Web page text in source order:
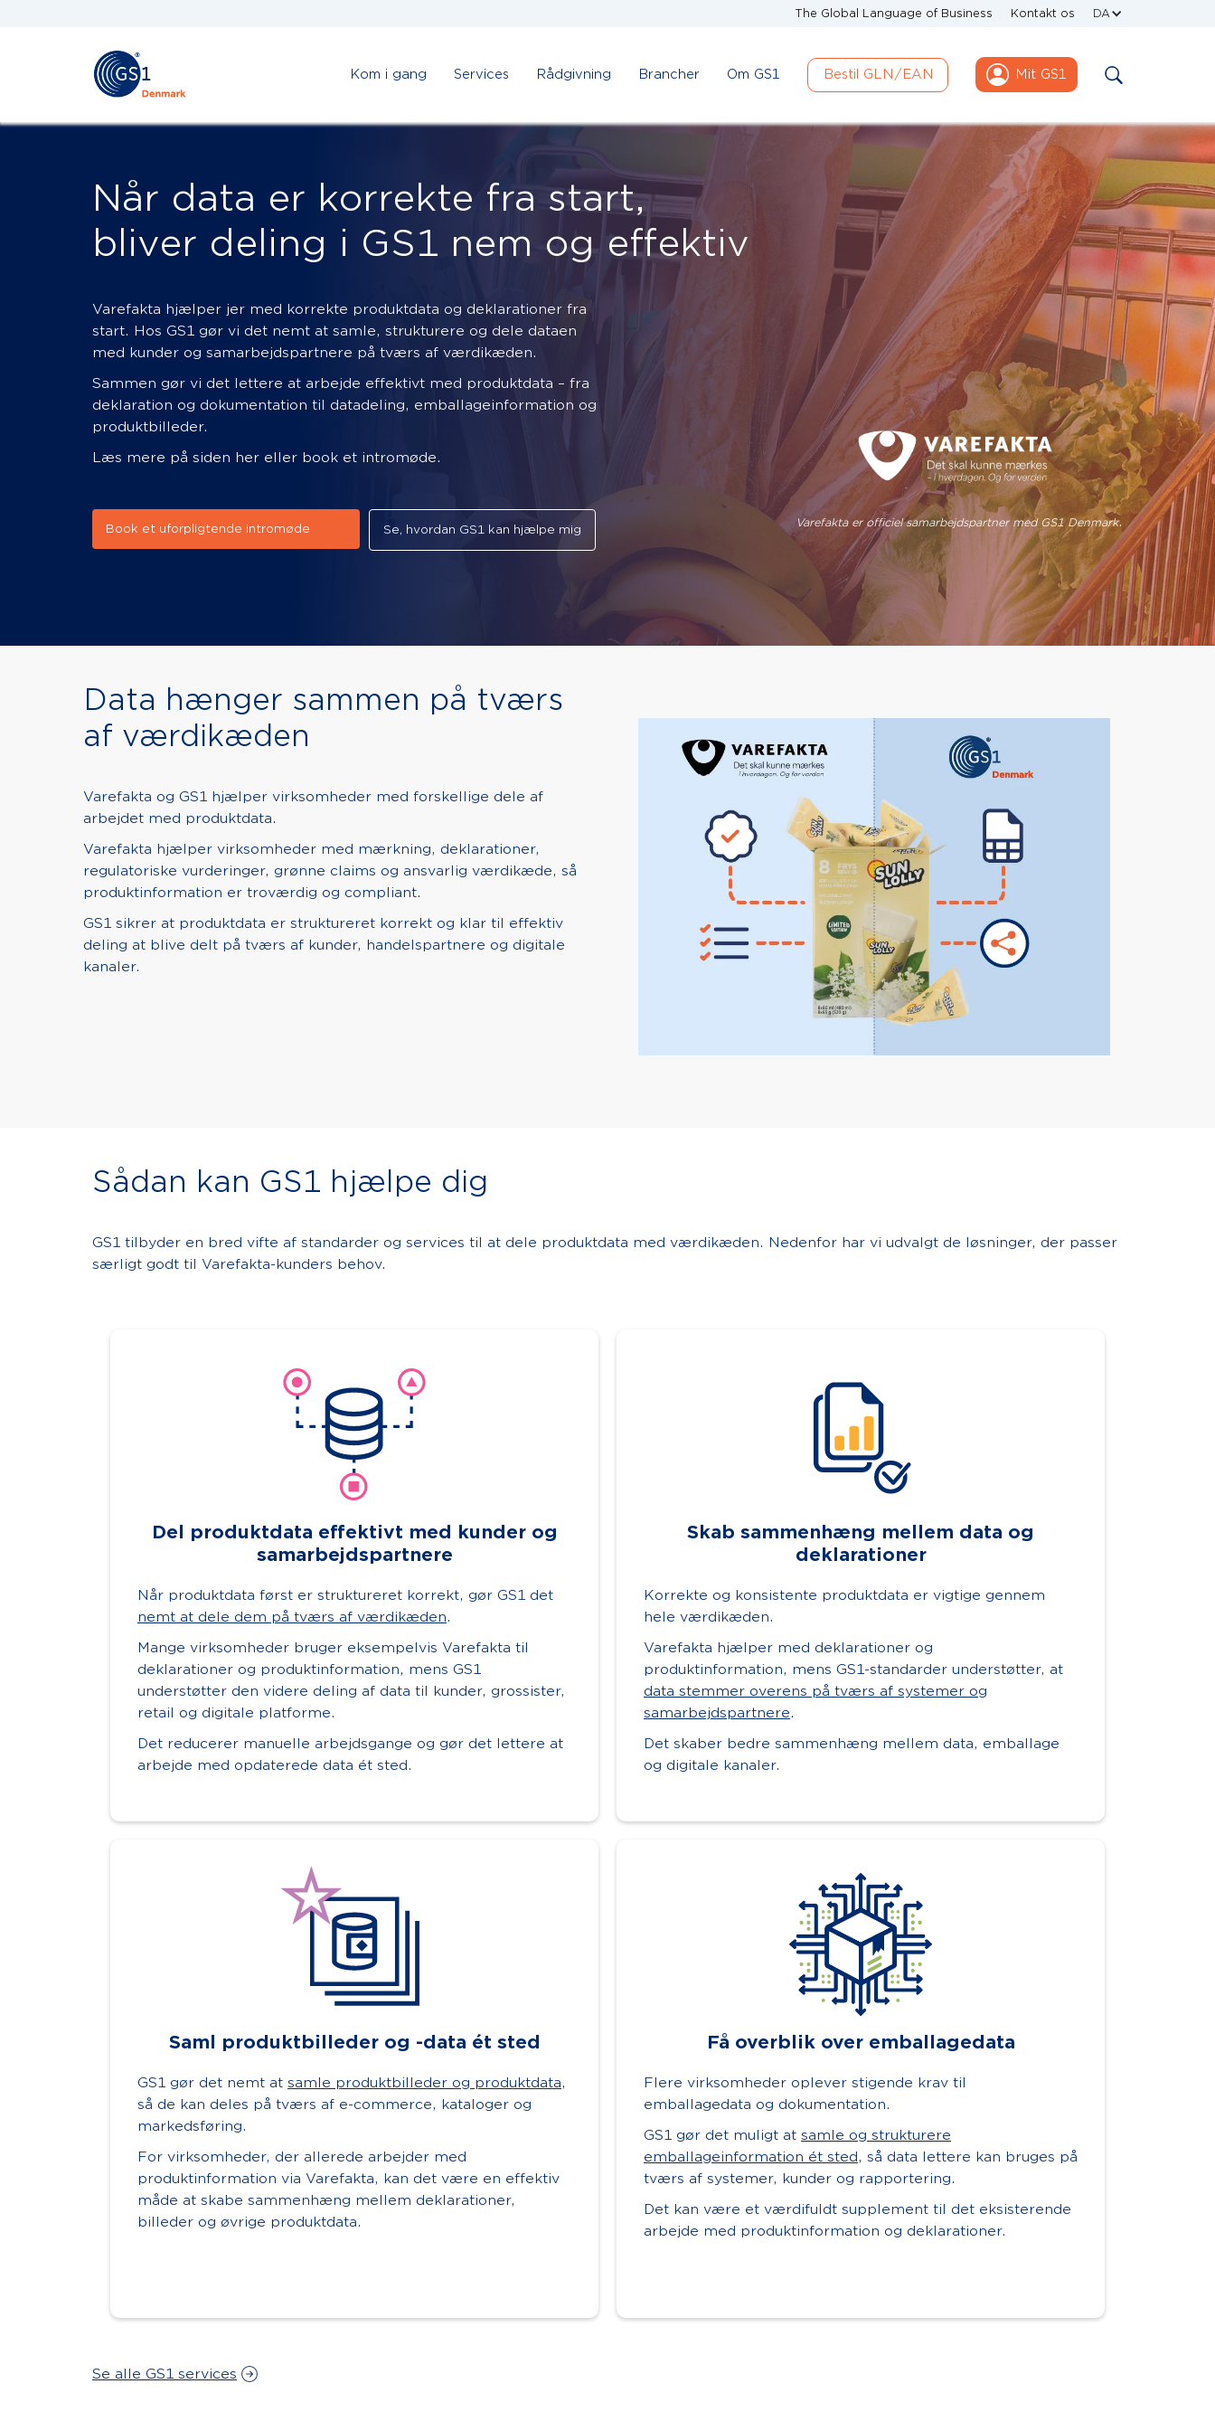
The Global Language of Business Kontakt os DA
Kom i gang Services Rådgivning Brancher Om GS1 Bestil GLN/EAN Mit GS1
Når data er korrekte fra start,
bliver deling i GS1 nem og effektiv
Varefakta hjælper jer med korrekte produktdata og deklarationer fra
start. Hos GS1 gør vi det nemt at samle, strukturere og dele dataen
med kunder og samarbejdspartnere på tværs af værdikæden.
Sammen gør vi det lettere at arbejde effektivt med produktdata – fra
deklaration og dokumentation til datadeling, emballageinformation og
produktbilleder.
Læs mere på siden her eller book et intromøde.
Book et uforpligtende intromøde Se, hvordan GS1 kan hjælpe mig
Varefakta er officiel samarbejdspartner med GS1 Denmark.
Data hænger sammen på tværs
af værdikæden
Varefakta og GS1 hjælper virksomheder med forskellige dele af
arbejdet med produktdata.
Varefakta hjælper virksomheder med mærkning, deklarationer,
regulatoriske vurderinger, grønne claims og ansvarlig værdikæde, så
produktinformation er troværdig og compliant.
GS1 sikrer at produktdata er struktureret korrekt og klar til effektiv
deling at blive delt på tværs af kunder, handelspartnere og digitale
kanaler.
Sådan kan GS1 hjælpe dig
GS1 tilbyder en bred vifte af standarder og services til at dele produktdata med værdikæden. Nedenfor har vi udvalgt de løsninger, der passer
særligt godt til Varefakta-kunders behov.
Del produktdata effektivt med kunder og
samarbejdspartnere
Når produktdata først er struktureret korrekt, gør GS1 det
nemt at dele dem på tværs af værdikæden.
Mange virksomheder bruger eksempelvis Varefakta til
deklarationer og produktinformation, mens GS1
understøtter den videre deling af data til kunder, grossister,
retail og digitale platforme.
Det reducerer manuelle arbejdsgange og gør det lettere at
arbejde med opdaterede data ét sted.
Skab sammenhæng mellem data og
deklarationer
Korrekte og konsistente produktdata er vigtige gennem
hele værdikæden.
Varefakta hjælper med deklarationer og
produktinformation, mens GS1-standarder understøtter, at
data stemmer overens på tværs af systemer og
samarbejdspartnere.
Det skaber bedre sammenhæng mellem data, emballage
og digitale kanaler.
Saml produktbilleder og -data ét sted
GS1 gør det nemt at samle produktbilleder og produktdata,
så de kan deles på tværs af e-commerce, kataloger og
markedsføring.
For virksomheder, der allerede arbejder med
produktinformation via Varefakta, kan det være en effektiv
måde at skabe sammenhæng mellem deklarationer,
billeder og øvrige produktdata.
Få overblik over emballagedata
Flere virksomheder oplever stigende krav til
emballagedata og dokumentation.
GS1 gør det muligt at samle og strukturere
emballageinformation ét sted, så data lettere kan bruges på
tværs af systemer, kunder og rapportering.
Det kan være et værdifuldt supplement til det eksisterende
arbejde med produktinformation og deklarationer.
Se alle GS1 services